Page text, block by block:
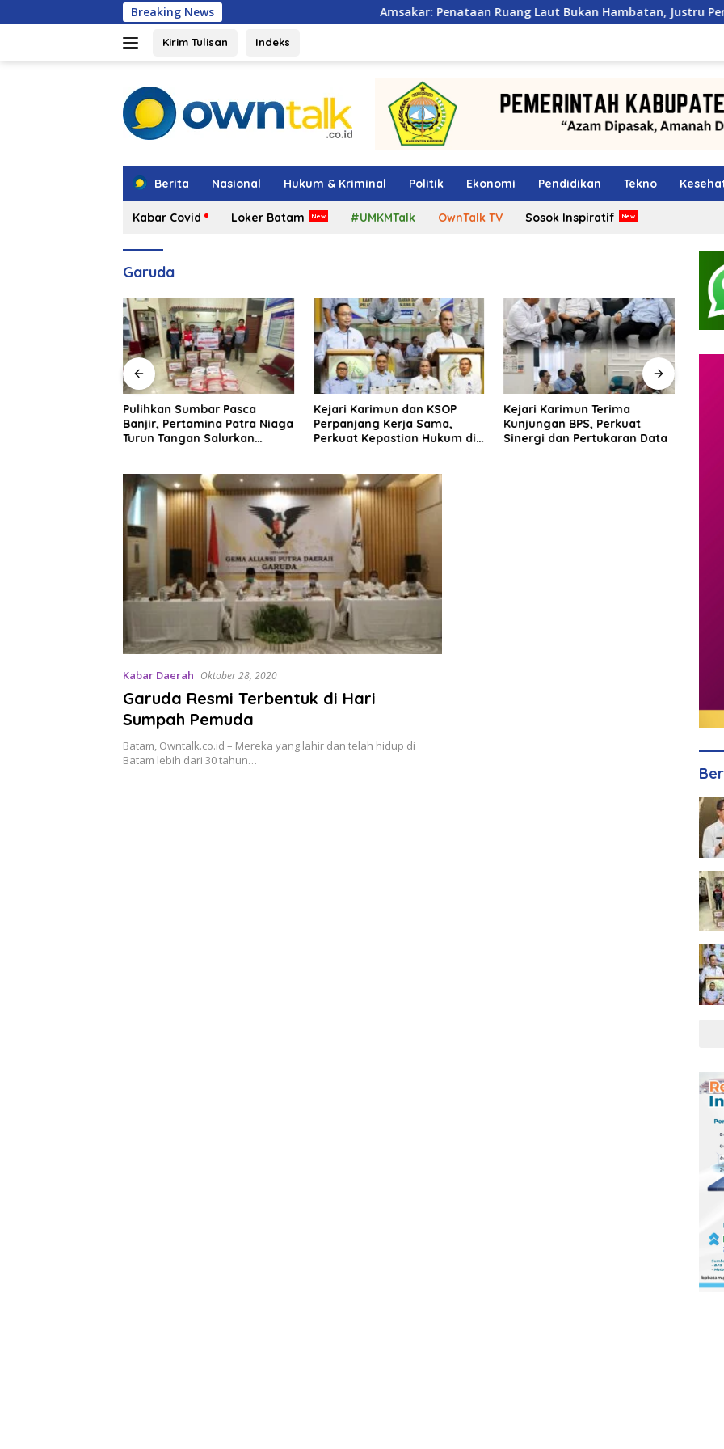
ke
Breaking News Amsakar: Penataan Ruang Laut Bukan Hambatan, Justru Perkuat Iklim
Kirim Tulisan Indeks
Berita Nasional Hukum & Kriminal Politik Ekonomi Pendidikan Tekno
Kabar Covid Loker Batam #UMKMTalk OwnTalk TV Sosok Inspiratif
Garuda
Pulihkan Sumbar Pasca
Banjir, Pertamina Patra Niaga
Turun Tangan Salurkan
Kejari Karimun dan KSOP
Perpanjang Kerja Sama,
Perkuat Kepastian Hukum di
Kejari Karimun Terima
Kunjungan BPS, Perkuat
Sinergi dan Pertukaran Data
Kabar Daerah Oktober 28, 2020
Garuda Resmi Terbentuk di Hari
Sumpah Pemuda
Batam, Owntalk.co.id – Mereka yang lahir dan telah hidup di
Batam lebih dari 30 tahun…